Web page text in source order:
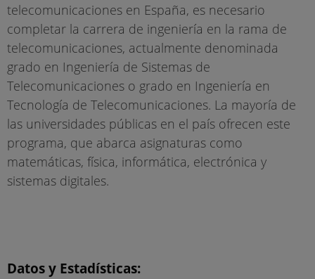
telecomunicaciones en España, es necesario
completar la carrera de ingeniería en la rama de
telecomunicaciones, actualmente denominada
grado en Ingeniería de Sistemas de
Telecomunicaciones o grado en Ingeniería en
Tecnología de Telecomunicaciones. La mayoría de
las universidades públicas en el país ofrecen este
programa, que abarca asignaturas como
matemáticas, física, informática, electrónica y
sistemas digitales.
Datos y Estadísticas: